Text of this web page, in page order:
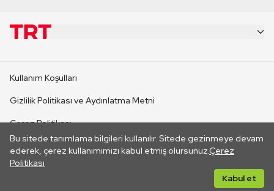
Bu sitede tanımlama bilgileri kullanılır. Sitede gezinmeye devam
ederek, çerez kullanımımızı kabul etmiş olursunuz.Çerez
Politikası
Kabul et
CANLI YAYINLAR
Kullanım Koşulları
Gizlilik Politikası ve Aydınlatma Metni
Çerez Politikası
İletişim
Her hakkı saklıdır. ©2026 TRT. Bağlantı yoluyla gidilen dış